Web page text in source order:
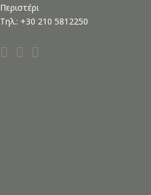
Περιστέρι
Τηλ.: +30 210 5812250